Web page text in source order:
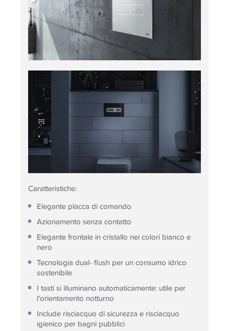
Caratteristiche:
Elegante placca di comando
Azionamento senza contatto
Elegante frontale in cristallo nei colori bianco e
nero
Tecnologia dual- flush per un consumo idrico
sostenibile
I tasti si illuminano automaticamente: utile per
l'orientamento notturno
Include risciacquo di sicurezza e risciacquo
igienico per bagni pubblici